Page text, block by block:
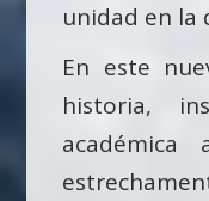
unidad en la
En este
historia,